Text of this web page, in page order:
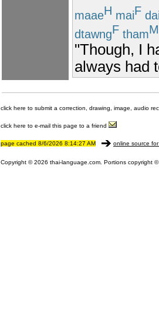
maaeH maiF
dtawngF thamM
"Though, I
always had
click here to submit a correction, drawing, image, audio
click here to e-mail this page to a friend
page cached 8/6/2026 8:14:27 AM online source
Copyright © 2026 thai-language.com. Portions copyright